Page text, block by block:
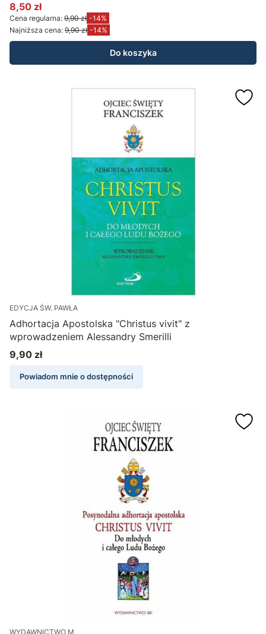
Cena promocyjna
8,50 zł
Cena regularna: 9,90 zł -14%
Najniższa cena: 9,90 zł -14%
Do koszyka
EDYCJA ŚW. PAWŁA
Adhortacja Apostolska "Christus vivit" z
wprowadzeniem Alessandry Smerilli
Cena
9,90 zł
Powiadom mnie o dostępności
WYDAWNICTWO M